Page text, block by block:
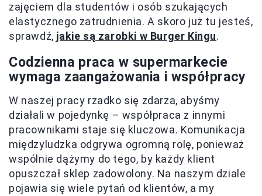
zajęciem dla studentów i osób szukających
elastycznego zatrudnienia. A skoro już tu jesteś,
sprawdź, jakie są zarobki w Burger Kingu.
Codzienna praca w supermarkecie
wymaga zaangażowania i współpracy
W naszej pracy rzadko się zdarza, abyśmy
działali w pojedynkę – współpraca z innymi
pracownikami staje się kluczowa. Komunikacja
międzyludzka odgrywa ogromną rolę, ponieważ
wspólnie dążymy do tego, by każdy klient
opuszczał sklep zadowolony. Na naszym dziale
pojawia się wiele pytań od klientów, a my